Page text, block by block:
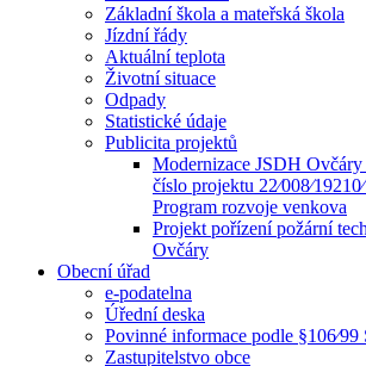
Základní škola a mateřská škola
Jízdní řády
Aktuální teplota
Životní situace
Odpady
Statistické údaje
Publicita projektů
Modernizace JSDH
číslo projektu
Program rozvoje venkova
Projekt pořízení požární
Ovčáry
Obecní úřad
e-podatelna
Úřední deska
Povinné informace podle §106⁄99
Zastupitelstvo obce